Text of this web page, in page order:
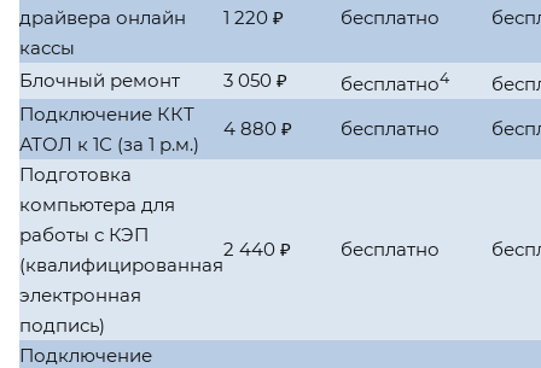
драйвера онлайн
кассы
1 220 ₽ бесплатно
Блочный ремонт 3 050 ₽ бесплатно4
Подключение ККТ
АТОЛ к 1С (за 1 р.м.)
4 880 ₽ бесплатно
Подготовка
компьютера для
работы с КЭП
(квалифицированная
электронная
подпись)
2 440 ₽ бесплатно
Подключение